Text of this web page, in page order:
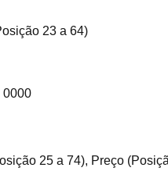
23 a 64)
0000
25 a 74), Preço